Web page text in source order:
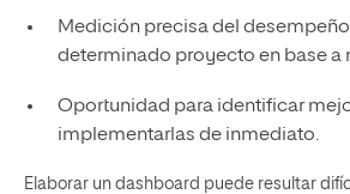
Medición precisa del
determinado proyecto en base a
Oportunidad para identificar
implementarlas de inmediato.
Elaborar un dashboard puede resultar